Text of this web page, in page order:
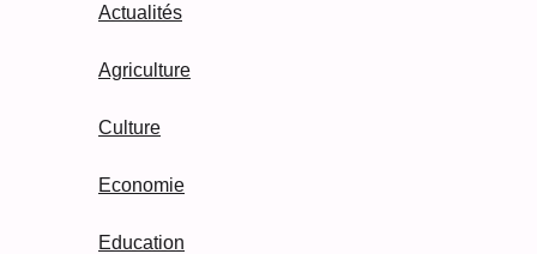
Actualités
Agriculture
Culture
Economie
Education